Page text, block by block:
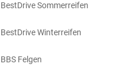
BestDrive Sommerreifen
BestDrive Winterreifen
BBS Felgen